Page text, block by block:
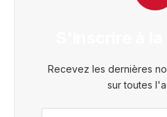
Recevez les dernières
sur toutes